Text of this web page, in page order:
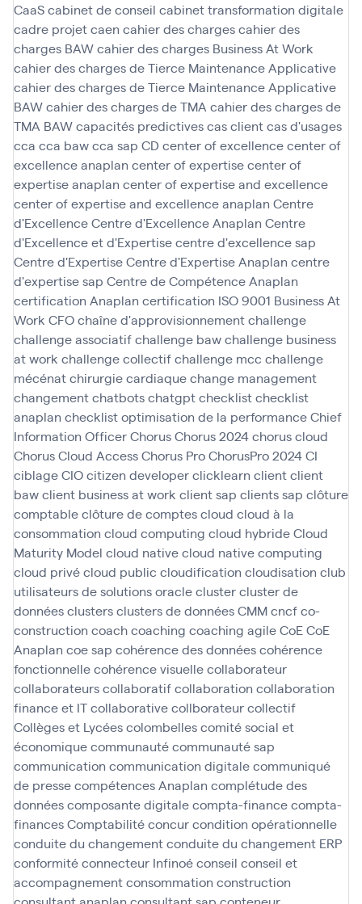
CaaScabinet de conseil cabinet transformation digitale
cadre projetcaen cahier des chargescahier des
charges BAWcahier des charges Business At Work
cahier des charges de Tierce Maintenance Applicative
cahier des charges de Tierce Maintenance Applicative
BAWcahier des charges de TMA cahier des charges de
TMA BAWcapacités predictivescas clientcas d'usages
cca cca bawcca sap CD center of excellencecenter of
excellence anaplan center of expertisecenter of
expertise anaplan center of expertise and excellence
center of expertise and excellence anaplan Centre
d'ExcellenceCentre d'Excellence Anaplan Centre
d'Excellence et d'Expertisecentre d'excellence sap
Centre d'ExpertiseCentre d'Expertise Anaplan centre
d'expertise sap Centre de Compétence Anaplan
certification Anaplan certification ISO 9001 Business At
Work CFOchaîne d'approvisionnementchallenge
challenge associatifchallenge bawchallenge business
at work challenge collectifchallenge mcc challenge
mécénat chirurgie cardiaquechange management
changementchatbotschatgptchecklistchecklist
anaplan checklist optimisation de la performanceChief
Information OfficerChorusChorus 2024chorus cloud
Chorus Cloud AccessChorus ProChorusPro 2024CI
ciblageCIOcitizen developerclicklearn clientclient
bawclient business at work client sap clients sap clôture
comptableclôture de comptescloud cloud à la
consommation cloud computing cloud hybrideCloud
Maturity Model cloud nativecloud native computing
cloud privécloud public cloudification cloudisation club
utilisateurs de solutions oracleclustercluster de
donnéesclustersclusters de donnéesCMMcncfco-
construction coachcoaching coaching agileCoECoE
Anaplan coe sap cohérence des donnéescohérence
fonctionnellecohérence visuellecollaborateur
collaborateurscollaboratifcollaboration collaboration
finance et ITcollaborativecollborateurcollectif
Collèges et Lycéescolombellescomité social et
économiquecommunautécommunauté sap
communication communication digitalecommuniqué
de pressecompétences Anaplan complétude des
donnéescomposante digitalecompta-financecompta-
financesComptabilitéconcurcondition opérationnelle
conduite du changementconduite du changement ERP
conformitéconnecteur Infinoéconseil conseil et
accompagnementconsommation construction